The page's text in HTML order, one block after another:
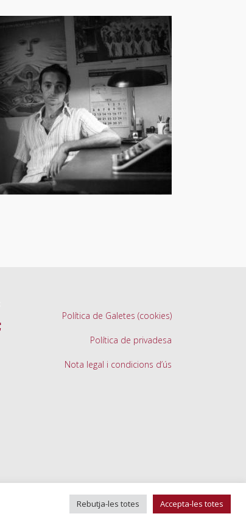
Política de Galetes (cookies)
Política de privadesa
Nota legal i condicions d’ús
Rebutja-les totes Accepta-les totes